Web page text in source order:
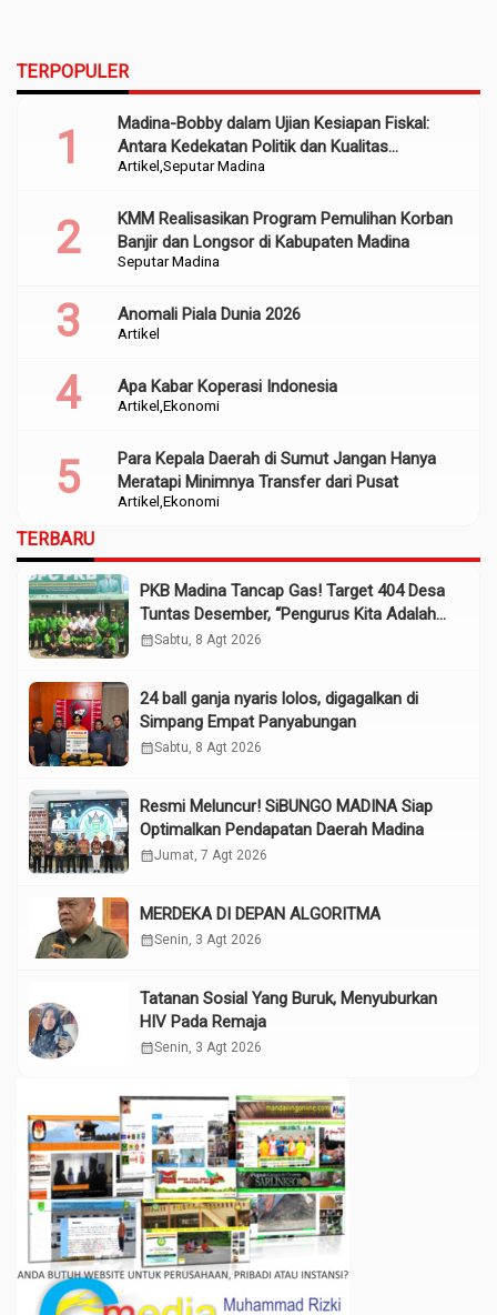
TERPOPULER
Artikel Seputar Madina
Madina-Bobby dalam Ujian Kesiapan Fiskal:
Antara Kedekatan Politik dan Kualitas
Perencanaan
Seputar Madina
KMM Realisasikan Program Pemulihan Korban
Banjir dan Longsor di Kabupaten Madina
Artikel
Anomali Piala Dunia 2026
Artikel Ekonomi
Apa Kabar Koperasi Indonesia
Artikel Ekonomi
Para Kepala Daerah di Sumut Jangan Hanya
Meratapi Minimnya Transfer dari Pusat
TERBARU
PKB Madina Tancap Gas! Target 404 Desa
Tuntas Desember, “Pengurus Kita Adalah
Tokoh”
calendar_monthSabtu, 8 Agt 2026
24 ball ganja nyaris lolos, digagalkan di
Simpang Empat Panyabungan
calendar_monthSabtu, 8 Agt 2026
Resmi Meluncur! SiBUNGO MADINA Siap
Optimalkan Pendapatan Daerah Madina
calendar_monthJumat, 7 Agt 2026
MERDEKA DI DEPAN ALGORITMA
calendar_monthSenin, 3 Agt 2026
Tatanan Sosial Yang Buruk, Menyuburkan
HIV Pada Remaja
calendar_monthSenin, 3 Agt 2026